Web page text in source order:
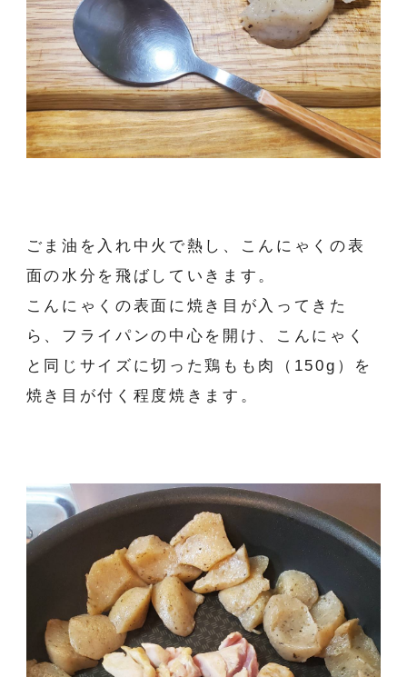
ごま油を入れ中火で熱し、こんにゃくの表
面の水分を飛ばしていきます。
こんにゃくの表面に焼き目が入ってきた
ら、フライパンの中心を開け、こんにゃく
と同じサイズに切った鶏もも肉（150g）を
焼き目が付く程度焼きます。